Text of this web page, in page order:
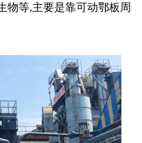
物等,主要是靠可动鄂板周